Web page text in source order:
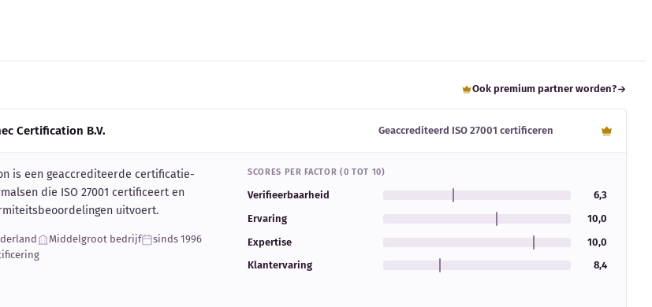
Ook premium partner worden?
Certification B.V. Geaccrediteerd ISO 27001 certificeren
is een geaccrediteerde certificatie-
die ISO 27001 certificeert en
uitvoert.
Middelgroot bedrijf
sinds 1996
SCORES PER FACTOR (0 TOT 10)
Verifieerbaarheid
6,3
Ervaring
10,0
Expertise
10,0
Klantervaring
8,4